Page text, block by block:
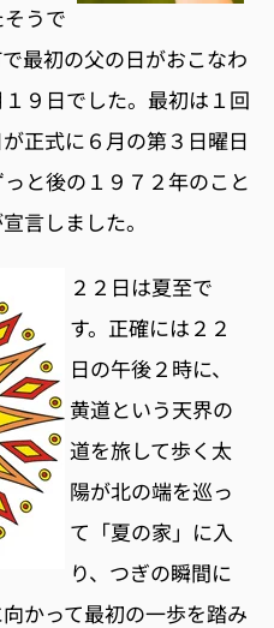
うで
最初の父の日がおこなわ
９日でした。最初は１回
正式に６月の第３日曜日
と後の１９７２年のこと
言しました。
２２日は夏至で
す。正確には２２
日の午後２時に、
黄道という天界の
道を旅して歩く太
陽が北の端を巡っ
て「夏の家」に入
り、つぎの瞬間に
かって最初の一歩を踏み